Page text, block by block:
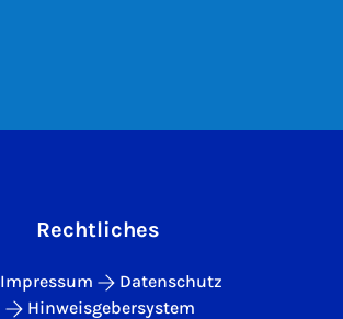
Rechtliches
Impressum
Datenschutz
Hinweisgebersystem